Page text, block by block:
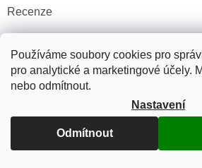
Používáme soubory cookies pro
pro analytické a marketingové účely.
nebo odmítnout.
Nastavení
Odmítnout
Recenze
Doprava a platby
Detail objednávky